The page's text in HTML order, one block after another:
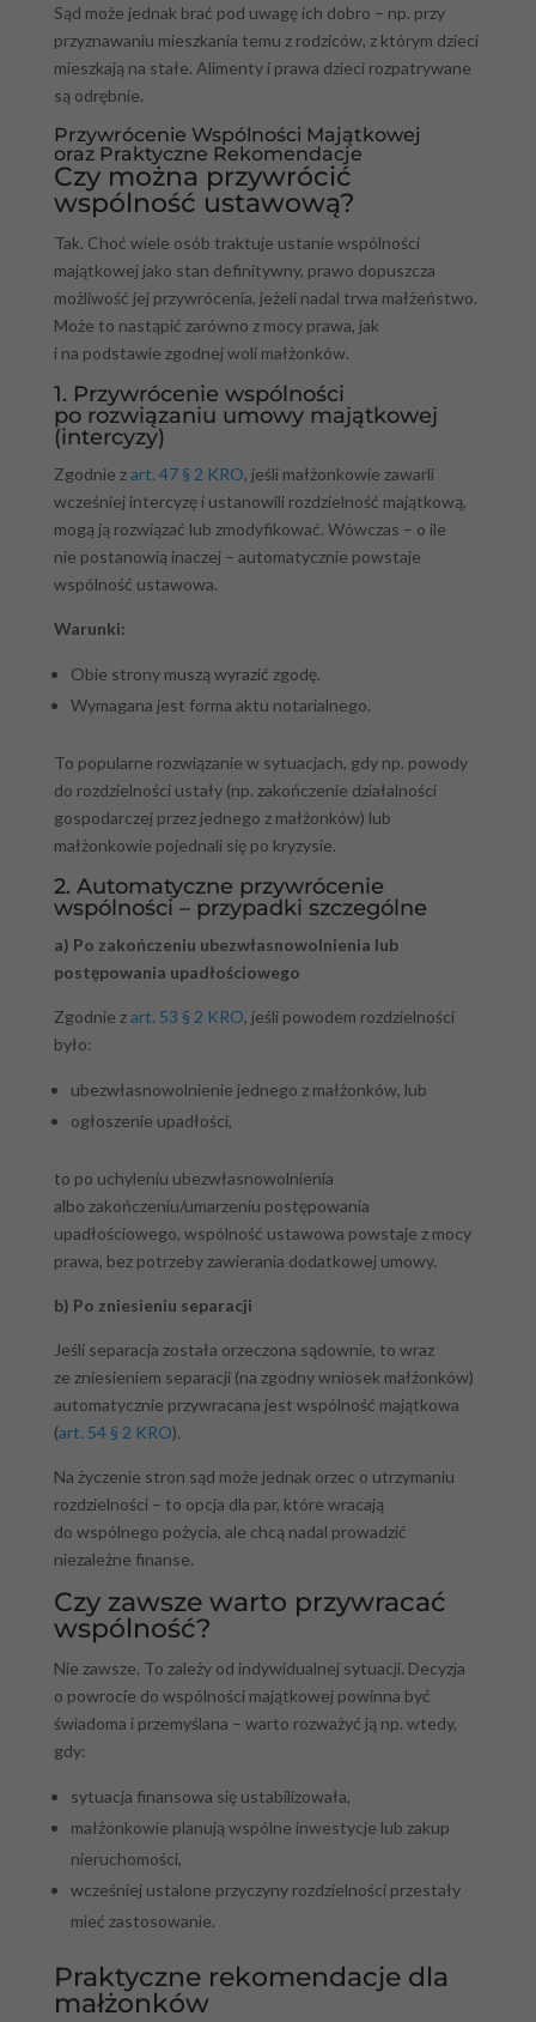
Sąd może jednak brać pod uwagę ich dobro – np. przy
przyznawaniu mieszkania temu z rodziców, z którym dzieci
mieszkają na stałe. Alimenty i prawa dzieci rozpatrywane
są odrębnie.
Przywrócenie Wspólności Majątkowej
oraz Praktyczne Rekomendacje
Czy można przywrócić
wspólność ustawową?
Tak. Choć wiele osób traktuje ustanie wspólności
majątkowej jako stan definitywny, prawo dopuszcza
możliwość jej przywrócenia, jeżeli nadal trwa małżeństwo.
Może to nastąpić zarówno z mocy prawa, jak
i na podstawie zgodnej woli małżonków.
1. Przywrócenie wspólności
po rozwiązaniu umowy majątkowej
(intercyzy)
Zgodnie zart. 47 § 2 KRO, jeśli małżonkowie zawarli
wcześniej intercyzę i ustanowili rozdzielność majątkową,
mogą ją rozwiązać lub zmodyfikować. Wówczas – o ile
nie postanowią inaczej – automatycznie powstaje
wspólność ustawowa.
Warunki:
Obie strony muszą wyrazić zgodę.
Wymagana jest forma aktu notarialnego.
To popularne rozwiązanie w sytuacjach, gdy np. powody
do rozdzielności ustały (np. zakończenie działalności
gospodarczej przez jednego z małżonków) lub
małżonkowie pojednali się po kryzysie.
2. Automatyczne przywrócenie
wspólności – przypadki szczególne
a) Po zakończeniu ubezwłasnowolnienia lub
postępowania upadłościowego
Zgodnie zart. 53 § 2 KRO, jeśli powodem rozdzielności
było:
ubezwłasnowolnienie jednego z małżonków, lub
ogłoszenie upadłości,
to po uchyleniu ubezwłasnowolnienia
albo zakończeniu/umarzeniu postępowania
upadłościowego, wspólność ustawowa powstaje z mocy
prawa, bez potrzeby zawierania dodatkowej umowy.
b) Po zniesieniu separacji
Jeśli separacja została orzeczona sądownie, to wraz
ze zniesieniem separacji (na zgodny wniosek małżonków)
automatycznie przywracana jest wspólność majątkowa
(art. 54 § 2 KRO).
Na życzenie stron sąd może jednak orzec o utrzymaniu
rozdzielności – to opcja dla par, które wracają
do wspólnego pożycia, ale chcą nadal prowadzić
niezależne finanse.
Czy zawsze warto przywracać
wspólność?
Nie zawsze. To zależy od indywidualnej sytuacji. Decyzja
o powrocie do wspólności majątkowej powinna być
świadoma i przemyślana – warto rozważyć ją np. wtedy,
gdy:
sytuacja finansowa się ustabilizowała,
małżonkowie planują wspólne inwestycje lub zakup
nieruchomości,
wcześniej ustalone przyczyny rozdzielności przestały
mieć zastosowanie.
Praktyczne rekomendacje dla
małżonków